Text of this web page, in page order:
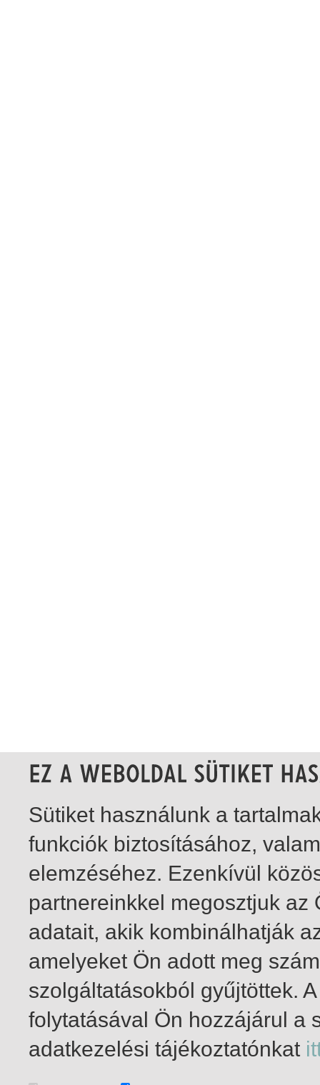
1-3 / total 3 hit
Sütiket használunk a
funkciók biztosításához,
elemzéséhez. Ezenkívül
partnereinkkel megosztjuk
adatait, akik kombinálhatják
amelyeket Ön adott meg
szolgáltatásokból gyűjtöttek.
folytatásával Ön hozzájárul a
adatkezelési tájékoztatónkat